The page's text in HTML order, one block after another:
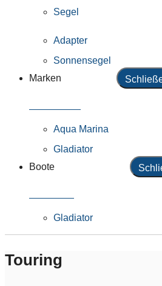
Segel
Adapter
Sonnensegel
Marken
Aqua Marina
Gladiator
Boote
Gladiator
Touring